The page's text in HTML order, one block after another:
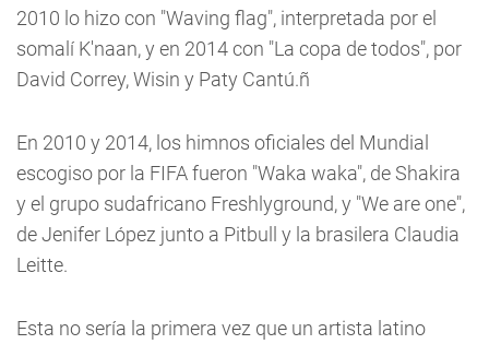
2010 lo hizo con "Waving flag", interpretada por el
somalí K'naan, y en 2014 con "La copa de todos", por
David Correy, Wisin y Paty Cantú.ñ
En 2010 y 2014, los himnos oficiales del Mundial
escogiso por la FIFA fueron "Waka waka", de Shakira
y el grupo sudafricano Freshlyground, y "We are one",
de Jenifer López junto a Pitbull y la brasilera Claudia
Leitte.
Esta no sería la primera vez que un artista latino